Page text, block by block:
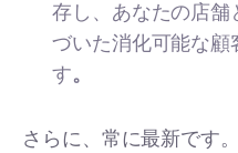
存し、あなたの店
づいた消化可能な顧
す。
さらに、常に最新です